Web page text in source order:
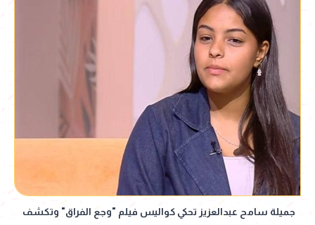
جميلة سامح عبدالعزيز تحكي كواليس فيلم "وجع الفراق" وتكشف